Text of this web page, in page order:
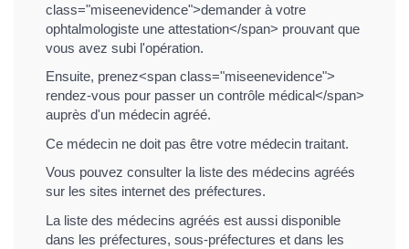
class="miseenevidence">demander à votre
ophtalmologiste une attestation</span> prouvant que
vous avez subi l'opération.
Ensuite, prenez<span class="miseenevidence">
rendez-vous pour passer un contrôle médical</span>
auprès d'un médecin agréé.
Ce médecin ne doit pas être votre médecin traitant.
Vous pouvez consulter la liste des médecins agréés
sur les sites internet des préfectures.
La liste des médecins agréés est aussi disponible
dans les préfectures, sous-préfectures et dans les